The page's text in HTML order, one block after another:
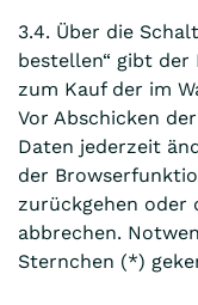
3.4. Über die
bestellen“ gibt der
zum Kauf der im
Vor Abschicken
Daten jederzeit
der
zurückgehen oder
abbrechen.
Sternchen (*)